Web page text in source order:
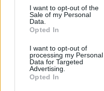
by us to third parties on the
Downstream Participants
further disclose it to other
I want to opt-out of the
Sale of my Personal
Data.
Opted In
I want to opt-out of
processing my Personal
Data for Targeted
Advertising.
Opted In
Icaro Sport